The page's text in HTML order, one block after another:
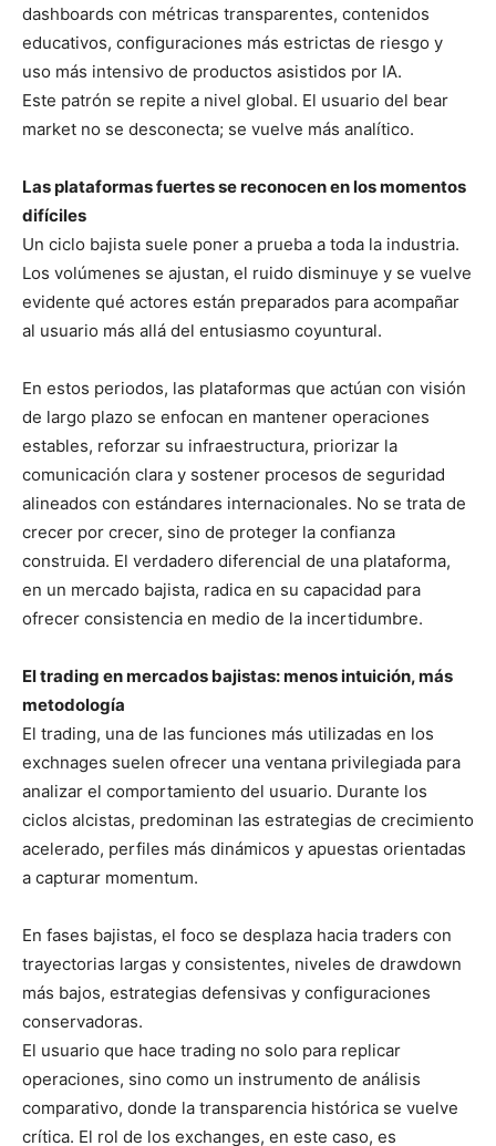
dashboards con métricas transparentes, contenidos
educativos, configuraciones más estrictas de riesgo y
uso más intensivo de productos asistidos por IA.
Este patrón se repite a nivel global. El usuario del bear
market no se desconecta; se vuelve más analítico.
Las plataformas fuertes se reconocen en los momentos
difíciles
Un ciclo bajista suele poner a prueba a toda la industria.
Los volúmenes se ajustan, el ruido disminuye y se vuelve
evidente qué actores están preparados para acompañar
al usuario más allá del entusiasmo coyuntural.
En estos periodos, las plataformas que actúan con visión
de largo plazo se enfocan en mantener operaciones
estables, reforzar su infraestructura, priorizar la
comunicación clara y sostener procesos de seguridad
alineados con estándares internacionales. No se trata de
crecer por crecer, sino de proteger la confianza
construida. El verdadero diferencial de una plataforma,
en un mercado bajista, radica en su capacidad para
ofrecer consistencia en medio de la incertidumbre.
El trading en mercados bajistas: menos intuición, más
metodología
El trading, una de las funciones más utilizadas en los
exchnages suelen ofrecer una ventana privilegiada para
analizar el comportamiento del usuario. Durante los
ciclos alcistas, predominan las estrategias de crecimiento
acelerado, perfiles más dinámicos y apuestas orientadas
a capturar momentum.
En fases bajistas, el foco se desplaza hacia traders con
trayectorias largas y consistentes, niveles de drawdown
más bajos, estrategias defensivas y configuraciones
conservadoras.
El usuario que hace trading no solo para replicar
operaciones, sino como un instrumento de análisis
comparativo, donde la transparencia histórica se vuelve
crítica. El rol de los exchanges, en este caso, es